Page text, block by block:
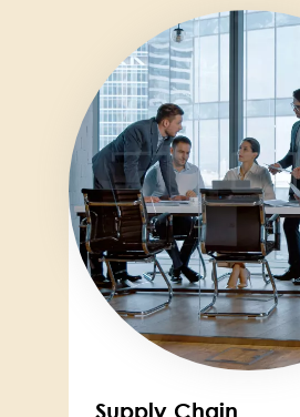
Supply Chain